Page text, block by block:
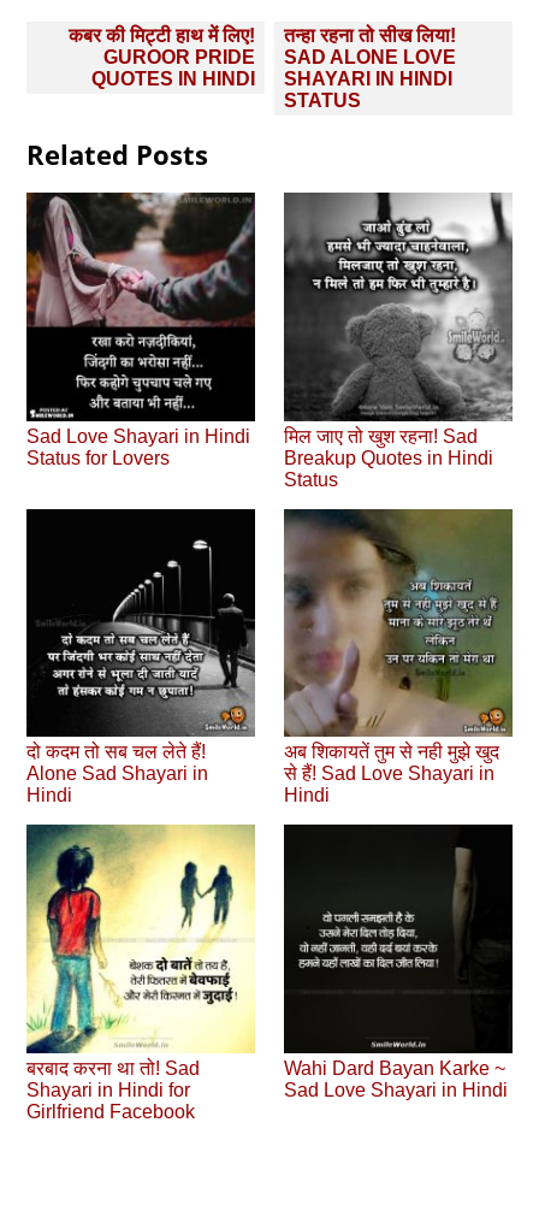
Post
navigation
कबर की मिट्टी हाथ में लिए!
GUROOR PRIDE
QUOTES IN HINDI
तन्हा रहना तो सीख लिया!
SAD ALONE LOVE
SHAYARI IN HINDI
STATUS
Related Posts
Sad Love Shayari in Hindi
Status for Lovers
मिल जाए तो खुश रहना! Sad
Breakup Quotes in Hindi
Status
दो कदम तो सब चल लेते हैं!
Alone Sad Shayari in
Hindi
अब शिकायतें तुम से नही मुझे खुद
से हैं! Sad Love Shayari in
Hindi
बरबाद करना था तो! Sad
Shayari in Hindi for
Girlfriend Facebook
Wahi Dard Bayan Karke ~
Sad Love Shayari in Hindi